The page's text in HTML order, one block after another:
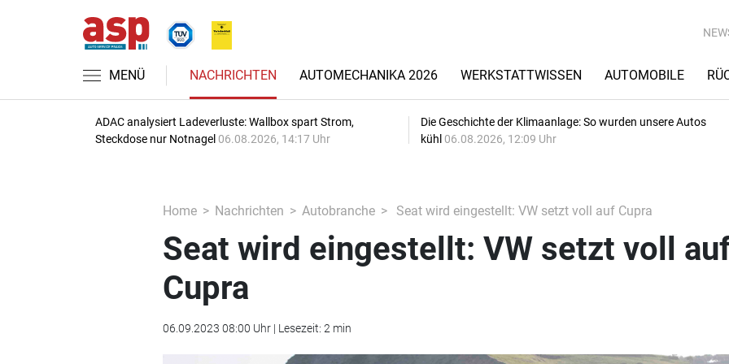
MENÜ NACHRICHTEN AUTOMECHANIKA 2026 WERKSTATTWISSEN AUTOMOBILE
ADAC analysiert Ladeverluste: Wallbox spart Strom,
Steckdose nur Notnagel 06.08.2026, 14:17 Uhr
Die Geschichte der Klimaanlage: So wurden unsere Autos
kühl 06.08.2026, 12:09 Uhr
Home Nachrichten Autobranche Seat wird eingestellt: VW setzt voll auf Cupra
Seat wird eingestellt: VW setzt voll
Cupra
06.09.2023 08:00 Uhr | Lesezeit: 2 min